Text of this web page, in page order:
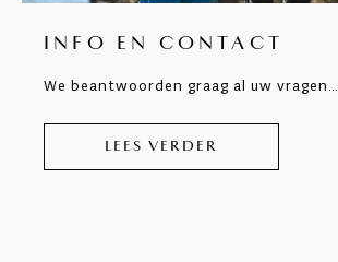
INFO EN CONTACT
We beantwoorden graag al uw vragen…
LEES VERDER